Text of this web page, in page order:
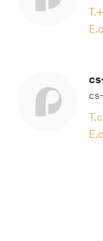
T.
E.
T.
E.